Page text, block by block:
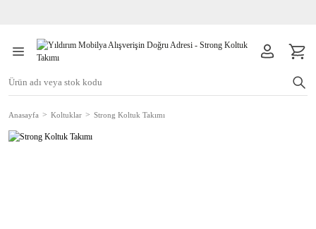
Anasayfa Koltuklar Strong Koltuk Takımı